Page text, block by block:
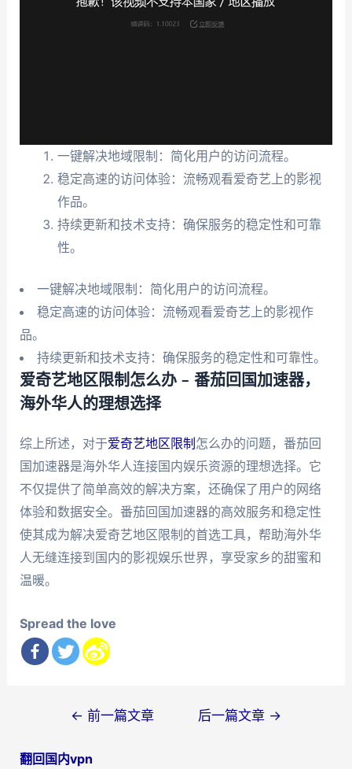
一键解决地域限制：简化用户的访问流程。
稳定高速的访问体验：流畅观看爱奇艺上的影视
作品。
持续更新和技术支持：确保服务的稳定性和可靠
性。
一键解决地域限制：简化用户的访问流程。
稳定高速的访问体验：流畅观看爱奇艺上的影视作
品。
持续更新和技术支持：确保服务的稳定性和可靠性。
爱奇艺地区限制怎么办 – 番茄回国加速器，
海外华人的理想选择
综上所述，对于爱奇艺地区限制 怎么办的问题，番茄回
国加速器是海外华人连接国内娱乐资源的理想选择。它
不仅提供了简单高效的解决方案，还确保了用户的网络
体验和数据安全。番茄回国加速器的高效服务和稳定性
使其成为解决爱奇艺地区限制的首选工具，帮助海外华
人无缝连接到国内的影视娱乐世界，享受家乡的甜蜜和
温暖。
Spread the love
导
← 前一篇文章 后一篇文章 →
翻回国内vpn